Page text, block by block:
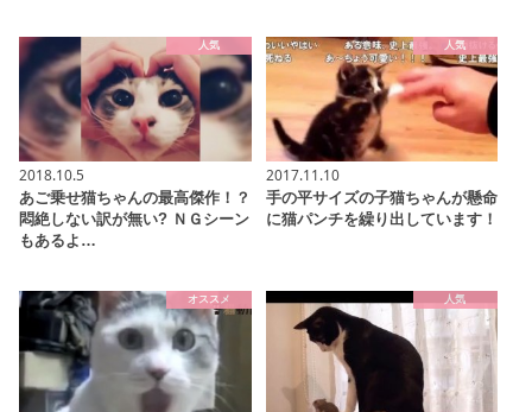
人気
2018.10.5
あご乗せ猫ちゃんの最高傑作！？
悶絶しない訳が無い? ＮＧシーン
もあるよ…
人気
2017.11.10
手の平サイズの子猫ちゃんが懸命
に猫パンチを繰り出しています！
オススメ 人気